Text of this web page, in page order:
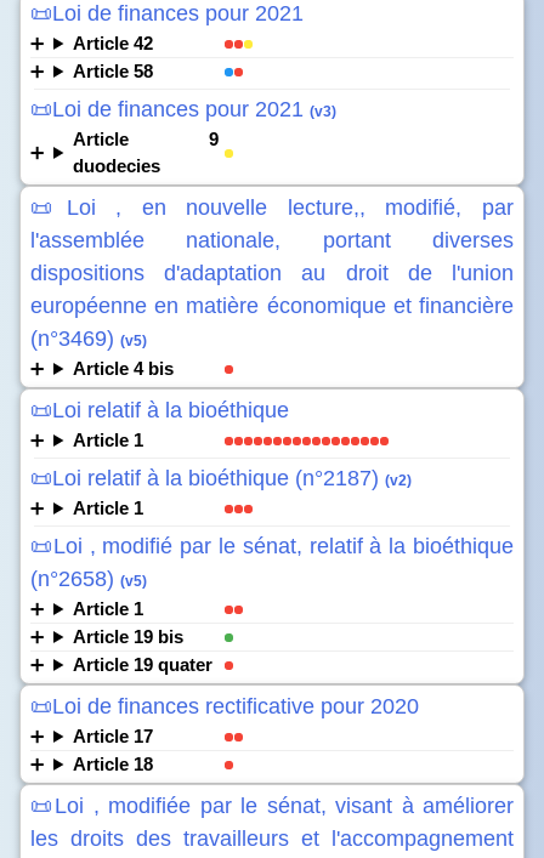
📜Loi de finances pour 2021
Article 42
Article 58
📜Loi de finances pour 2021 (v3)
Article 9
duodecies
📜Loi , en nouvelle lecture,, modifié, par
l'assemblée nationale, portant diverses
dispositions d'adaptation au droit de l'union
européenne en matière économique et financière
(n°3469) (v5)
Article 4 bis
📜Loi relatif à la bioéthique
Article 1
📜Loi relatif à la bioéthique (n°2187) (v2)
Article 1
📜Loi , modifié par le sénat, relatif à la bioéthique
(n°2658) (v5)
Article 1
Article 19 bis
Article 19 quater
📜Loi de finances rectificative pour 2020
Article 17
Article 18
📜Loi , modifiée par le sénat, visant à améliorer
les droits des travailleurs et l'accompagnement